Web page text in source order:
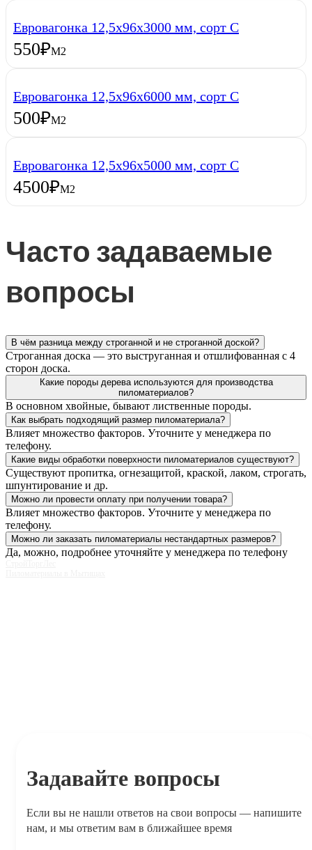
Евровагонка 12,5х96х3000 мм, сорт С
550₽М2
Евровагонка 12,5х96х6000 мм, сорт С
500₽М2
Евровагонка 12,5х96х5000 мм, сорт С
4500₽М2
Часто задаваемые
вопросы
В чём разница между строганной и не строганной доской?
Строганная доска — это выструганная и отшлифованная с 4
сторон доска.
Какие породы дерева используются для производства
пиломатериалов?
В основном хвойные, бывают лиственные породы.
Как выбрать подходящий размер пиломатериала?
Влияет множество факторов. Уточните у менеджера по
телефону.
Какие виды обработки поверхности пиломатериалов существуют?
Существуют пропитка, огнезащитой, краской, лаком, строгать,
шпунтирование и др.
Можно ли провести оплату при получении товара?
Влияет множество факторов. Уточните у менеджера по
телефону.
Можно ли заказать пиломатериалы нестандартных размеров?
Да, можно, подробнее уточняйте у менеджера по телефону
Задавайте вопросы
Если вы не нашли ответов на свои вопросы — напишите
нам, и мы ответим вам в ближайшее время